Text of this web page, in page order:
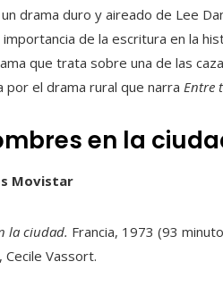
drama duro y aireado de Lee
importancia de la escritura en la
que trata sobre una de las
por el drama rural que narra Entre
en la
Movistar
la ciudad. Francia, 1973 (93
Cecile Vassort.